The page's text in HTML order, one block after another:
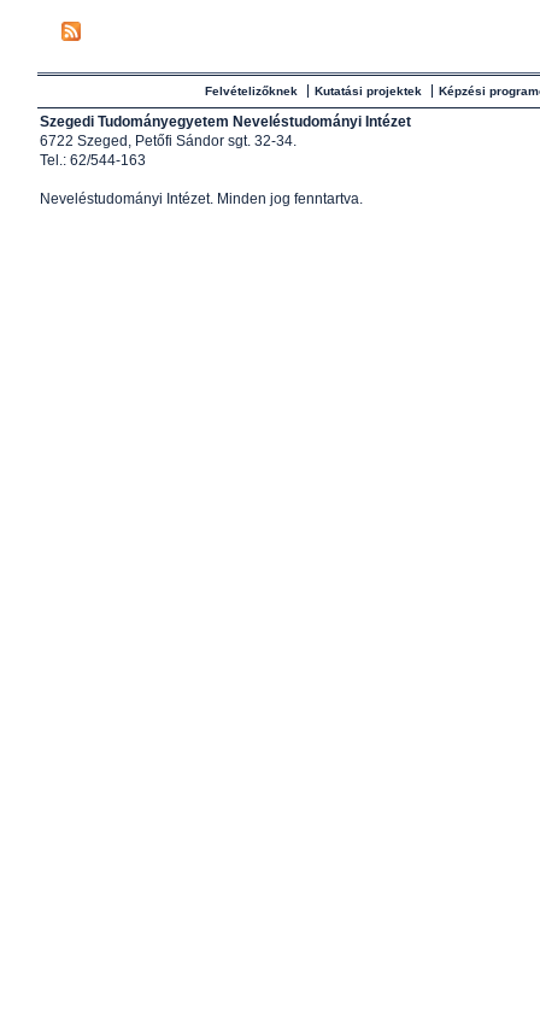
Felvételizőknek Kutatási projektek Képzési
Szegedi Tudományegyetem Neveléstudományi Intézet
6722 Szeged, Petőfi Sándor sgt. 32-34.
Tel.: 62/544-163
Neveléstudományi Intézet. Minden jog fenntartva.